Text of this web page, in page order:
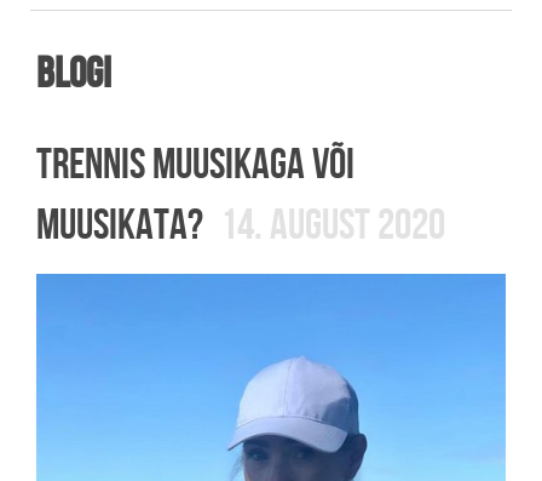
Blogi
TRENNIS MUUSIKAGA VÕI
MUUSIKATA? 14. AUGUST 2020